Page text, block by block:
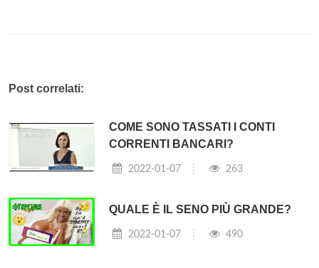
Post correlati:
COME SONO TASSATI I CONTI
CORRENTI BANCARI?
2022-01-07 263
QUALE È IL SENO PIÙ GRANDE?
2022-01-07 490